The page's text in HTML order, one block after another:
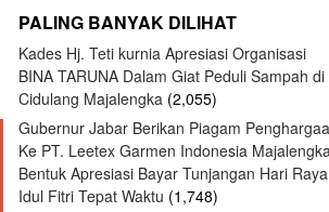
PALING BANYAK DILIHAT
Kades Hj. Teti kurnia Apresiasi Organisasi
BINA TARUNA Dalam Giat Peduli Sampah di
Cidulang Majalengka (2,055)
Gubernur Jabar Berikan Piagam
Ke PT. Leetex Garmen Indonesia
Bentuk Apresiasi Bayar Tunjangan Hari Raya
Idul Fitri Tepat Waktu (1,748)